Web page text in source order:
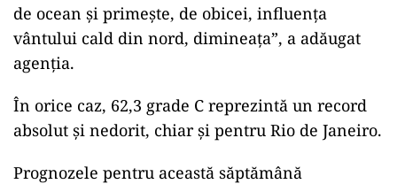
de ocean și primește, de obicei, influența
vântului cald din nord, dimineața”, a adăugat
agenția.
În orice caz, 62,3 grade C reprezintă un record
absolut și nedorit, chiar și pentru Rio de Janeiro.
Prognozele pentru această săptămână